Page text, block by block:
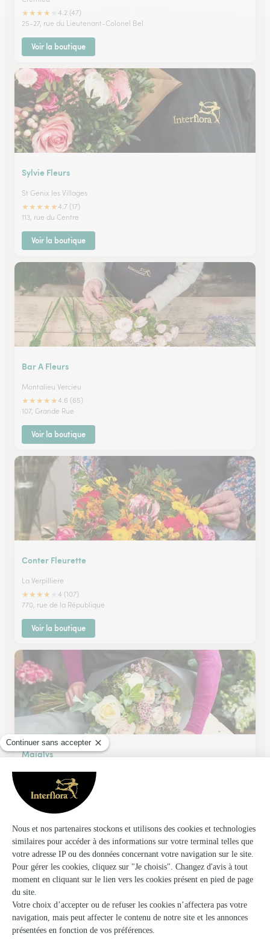
★★★★
4.2 (47)
25-27, rue du Lieutenant-Colonel Bel
Voir la boutique
Sylvie Fleurs
St Genix les Villages
★★★★★4.7 (17)
113, rue du Centre
Voir la boutique
Bar A Fleurs
Montalieu Vercieu
★★★★★4.6 (65)
107, Grande Rue
Voir la boutique
Conter Fleurette
La Verpilliere
★★★★
4 (107)
770, rue de la République
Voir la boutique
Majalys
Le Pont de Beauvoisin
★4.8 (36)
4, place de la République